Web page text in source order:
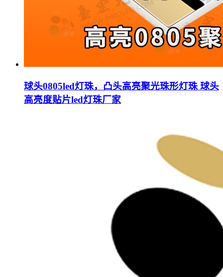
球头0805led灯珠，凸头高亮聚光珠形灯珠 球头
高亮度贴片led灯珠厂家